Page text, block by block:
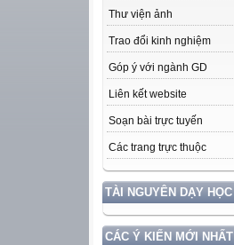
Thư viện ảnh
Trao đổi kinh nghiệm
Góp ý với ngành GD
Liên kết website
Soạn bài trực tuyến
Các trang trực thuộc
TÀI NGUYÊN DẠY HỌC
CÁC Ý KIẾN MỚI NHẤT